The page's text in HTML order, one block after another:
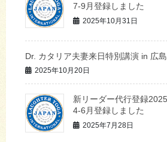
7-9月登録しました
2025年10月31日
Dr. カタリア夫妻来日特別講演 in 広島
2025年10月20日
新リーダー代行登録
4-6月登録しました
2025年7月28日